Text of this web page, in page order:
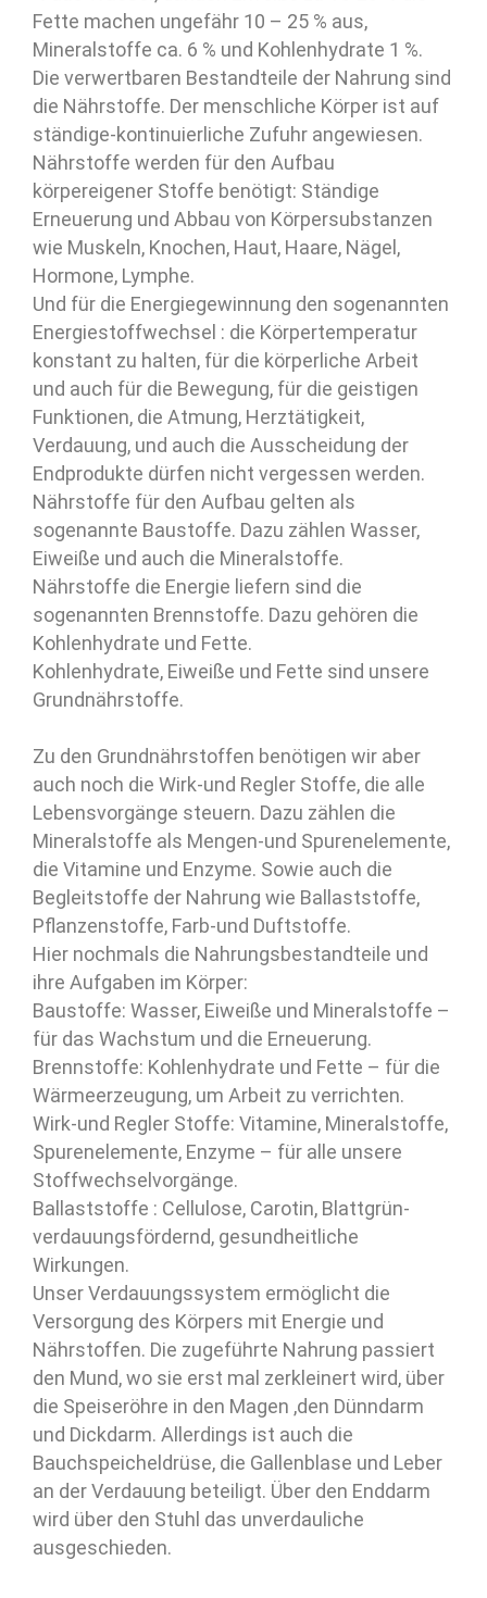
Fette machen ungefähr 10 – 25 % aus,
Mineralstoffe ca. 6 % und Kohlenhydrate 1 %.
Die verwertbaren Bestandteile der Nahrung sind
die Nährstoffe. Der menschliche Körper ist auf
ständige-kontinuierliche Zufuhr angewiesen.
Nährstoffe werden für den Aufbau
körpereigener Stoffe benötigt: Ständige
Erneuerung und Abbau von Körpersubstanzen
wie Muskeln, Knochen, Haut, Haare, Nägel,
Hormone, Lymphe.
Und für die Energiegewinnung den sogenannten
Energiestoffwechsel : die Körpertemperatur
konstant zu halten, für die körperliche Arbeit
und auch für die Bewegung, für die geistigen
Funktionen, die Atmung, Herztätigkeit,
Verdauung, und auch die Ausscheidung der
Endprodukte dürfen nicht vergessen werden.
Nährstoffe für den Aufbau gelten als
sogenannte Baustoffe. Dazu zählen Wasser,
Eiweiße und auch die Mineralstoffe.
Nährstoffe die Energie liefern sind die
sogenannten Brennstoffe. Dazu gehören die
Kohlenhydrate und Fette.
Kohlenhydrate, Eiweiße und Fette sind unsere
Grundnährstoffe.
Zu den Grundnährstoffen benötigen wir aber
auch noch die Wirk-und Regler Stoffe, die alle
Lebensvorgänge steuern. Dazu zählen die
Mineralstoffe als Mengen-und Spurenelemente,
die Vitamine und Enzyme. Sowie auch die
Begleitstoffe der Nahrung wie Ballaststoffe,
Pflanzenstoffe, Farb-und Duftstoffe.
Hier nochmals die Nahrungsbestandteile und
ihre Aufgaben im Körper:
Baustoffe: Wasser, Eiweiße und Mineralstoffe –
für das Wachstum und die Erneuerung.
Brennstoffe: Kohlenhydrate und Fette – für die
Wärmeerzeugung, um Arbeit zu verrichten.
Wirk-und Regler Stoffe: Vitamine, Mineralstoffe,
Spurenelemente, Enzyme – für alle unsere
Stoffwechselvorgänge.
Ballaststoffe : Cellulose, Carotin, Blattgrün-
verdauungsfördernd, gesundheitliche
Wirkungen.
Unser Verdauungssystem ermöglicht die
Versorgung des Körpers mit Energie und
Nährstoffen. Die zugeführte Nahrung passiert
den Mund, wo sie erst mal zerkleinert wird, über
die Speiseröhre in den Magen ,den Dünndarm
und Dickdarm. Allerdings ist auch die
Bauchspeicheldrüse, die Gallenblase und Leber
an der Verdauung beteiligt. Über den Enddarm
wird über den Stuhl das unverdauliche
ausgeschieden.